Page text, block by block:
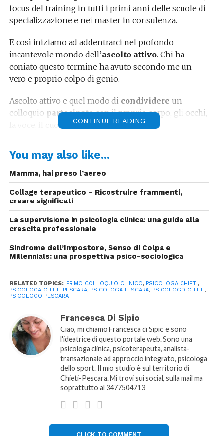
focus del training in tutti i primi anni delle scuole di
specializzazione e nei master in consulenza.
E così iniziamo ad addentrarci nel profondo
incantevole mondo dell’ascolto attivo. Chi ha
coniato questo termine ha avuto secondo me un
vero e proprio colpo di genio.
Ascolto attivo e quel modo di condividere un
colloquio partecipatocon il proprio corpo, gli occhi,
la voce, il cuore, la mente.
Ascoltarsi attivamente richiede la consapevolezza di
cosa comunichiamo col nostro corpo, cosa proviamo
in quel momento e su quale stile comunicativo ci
sentiamo più comodi.
Da qui il successivo grado di competenza: le abilità di
osservazionedell’altro, grazie ad esse non solo la
amplifica, ma in qualche modo offriamo a noi stessi
Attraverso l’osservazione porto alla miaattenzione
modi di fare di dire di quel cliente e consapevoli
Ciò che conta e che osservando, ed è per questo che
trovo il lettino obsoleto, imparo,imparandoarrivo
guardandoentro incontatto.
In questo caso è sempre importante tenere a mente
che l’obiettivo del primo colloquio è la
informazioni, storia e motivazione dello
CONTINUE READING
You may also like...
Mamma, hai preso l’aereo
Collage terapeutico – Ricostruire frammenti,
creare significati
La supervisione in psicologia clinica: una guida alla
crescita professionale
Sindrome dell’Impostore, Senso di Colpa e
Millennials: una prospettiva psico-sociologica
RELATED TOPICS: PRIMO COLLOQUIO CLINICO, PSICOLOGA CHIETI,
PSICOLOGA CHIETI PESCARA, PSICOLOGA PESCARA, PSICOLOGO CHIETI,
PSICOLOGO PESCARA
Francesca Di Sipio
Ciao, mi chiamo Francesca di Sipio e sono
l'ideatrice di questo portale web. Sono una
psicologa clinica, psicoterapeuta, analista-
transazionale ad approccio integrato, psicologa
dello sport. Il mio studio è sul territorio di
Chieti-Pescara. Mi trovi sui social, sulla mail ma
soprattutto al 3477504713
CLICK TO COMMENT